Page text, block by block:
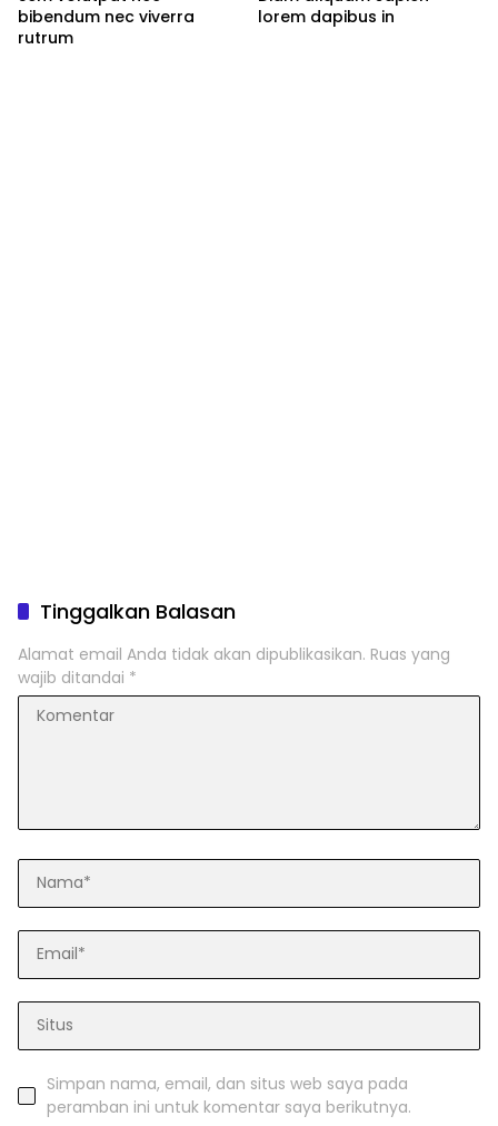
bibendum nec viverra
rutrum
lorem dapibus in
Tinggalkan Balasan
Alamat email Anda tidak akan dipublikasikan. Ruas yang
wajib ditandai *
Simpan nama, email, dan situs web saya pada
peramban ini untuk komentar saya berikutnya.